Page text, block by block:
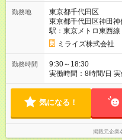
センティブあり ※超過分は全額支給します ※試用期間は3ヶ月
で、試用期間中の労働
業代（月30時間分、
支給します ※実際の残業
間】試用期間あり 試
採用時と同じです。
勤務地
東京都千代田区
東京都千代田区神田
駅：東京メトロ東西
線 神保町駅 徒歩4分）
ミライズ株式会社
勤務時間
9:30～18:30
実働時間：8時間/日
み） 勤務時間の調整
気になる！
掲載元企業